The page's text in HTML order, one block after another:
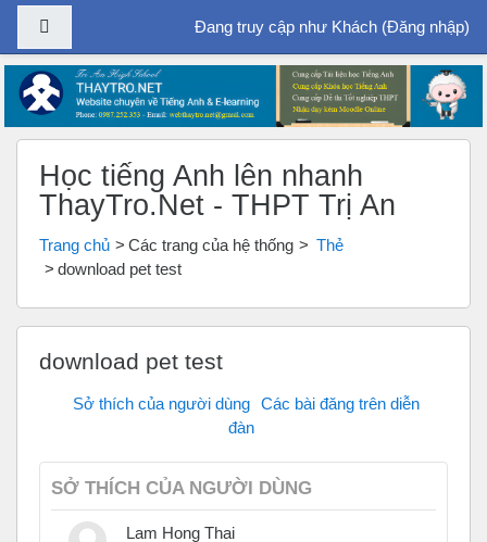
Chuyển tới nội dung chính
Bảng điều khiển cạnhĐang truy cập như Khách (Đăng nhập)
Học tiếng Anh lên nhanh
ThayTro.Net - THPT Trị An
Trang chủ Các trang của hệ thống
Thẻ
download pet test
download pet test
Sở thích của người dùng Các bài đăng trên diễn
đàn
SỞ THÍCH CỦA NGƯỜI DÙNG
Lam Hong Thai